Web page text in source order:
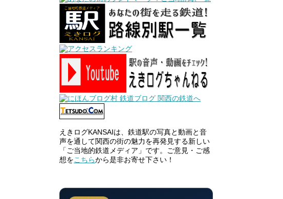
えきログKANSAIは、鉄道駅の写真と動画と音
声を通して関西の街の魅力を再発見する新しい
「ご当地的鉄道メディア」です。ご意見・ご感
想をこちらから是非お寄せ下さい！